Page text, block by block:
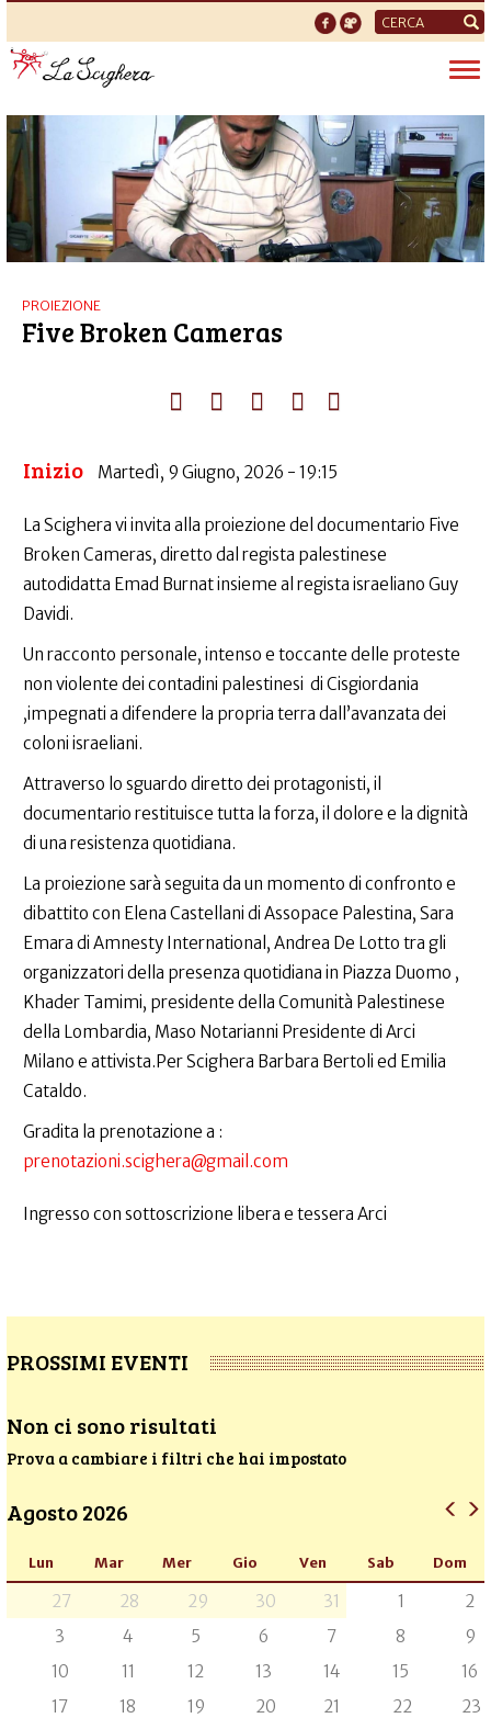
Form
di
ricerca
PROIEZIONE
Five Broken Cameras
Inizio Martedì, 9 Giugno, 2026 - 19:15
La Scighera vi invita alla proiezione del documentario Five
Broken Cameras, diretto dal regista palestinese
autodidatta Emad Burnat insieme al regista israeliano Guy
Davidi.
Un racconto personale, intenso e toccante delle proteste
non violente dei contadini palestinesi di Cisgiordania
,impegnati a difendere la propria terra dall’avanzata dei
coloni israeliani.
Attraverso lo sguardo diretto dei protagonisti, il
documentario restituisce tutta la forza, il dolore e la dignità
di una resistenza quotidiana.
La proiezione sarà seguita da un momento di confronto e
dibattito con Elena Castellani di Assopace Palestina, Sara
Emara di Amnesty International, Andrea De Lotto tra gli
organizzatori della presenza quotidiana in Piazza Duomo ,
Khader Tamimi, presidente della Comunità Palestinese
della Lombardia, Maso Notarianni Presidente di Arci
Milano e attivista.Per Scighera Barbara Bertoli ed Emilia
Cataldo.
Gradita la prenotazione a :
prenotazioni.scighera@gmail.com
Ingresso con sottoscrizione libera e tessera Arci
PROSSIMI EVENTI
Non ci sono risultati
Prova a cambiare i filtri che hai impostato
Agosto 2026
Lun Mar Mer Gio Ven Sab Dom
27 28 29 30 31 1
2
3
4 5 6 7 8
9
10
11 12 13 14 15
16
17
18 19 20 21 22
23